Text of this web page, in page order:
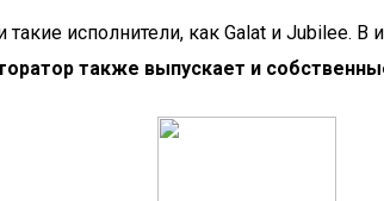
такие исполнители, как Galat и Jubilee.
также выпускает и